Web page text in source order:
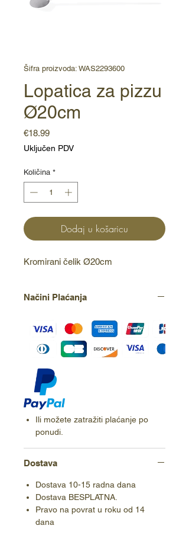
Šifra proizvoda: WAS2293600
Lopatica za pizzu
Ø20cm
€18.99Cijena
Uključen PDV
Količina *
Dodaj u košaricu
Kromirani čelik Ø20cm
Načini Plaćanja
Ili možete zatražiti plaćanje po
ponudi.
Dostava
Dostava 10-15 radna dana
Dostava BESPLATNA.
Pravo na povrat u roku od 14
dana